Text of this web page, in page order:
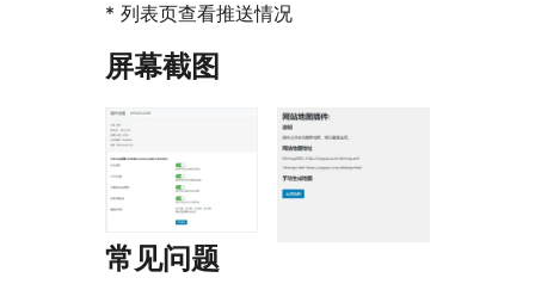
* 列表页查看推送情况
屏幕截图
常见问题